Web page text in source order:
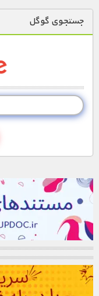
مسابقات / ورزشی
مستند های اختصاصی
جستجوی گوگل